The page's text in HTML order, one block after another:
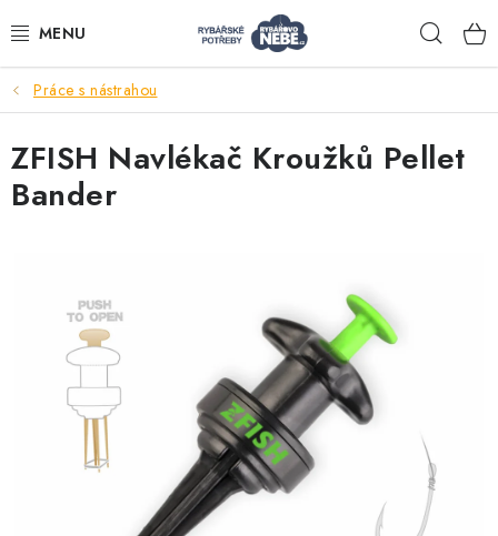
na
Akce
Navijáky
Bižuterie
Nástrahy a krmení
Tašky a obaly
Práce s nástrahou
ZFISH Navlékač Kroužků Pellet
Bander